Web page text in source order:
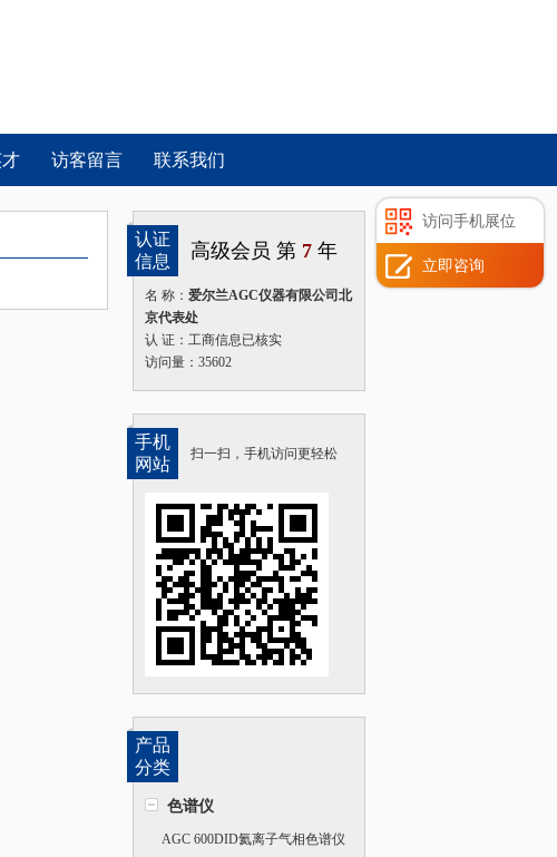
访客留言 联系我们
访问手机展位
立即咨询
认证
信息
高级会员 第 7 年
名 称： 爱尔兰AGC仪器有限公司北
京代表处
认 证：工商信息已核实
访问量：35602
手机
网站
扫一扫，手机访问更轻松
产品
分类
色谱仪
AGC 600DID氦离子气相色谱仪